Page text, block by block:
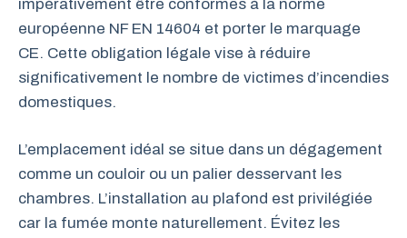
impérativement être conformes à la norme
européenne NF EN 14604 et porter le marquage
CE. Cette obligation légale vise à réduire
significativement le nombre de victimes d’incendies
domestiques.
L’emplacement idéal se situe dans un dégagement
comme un couloir ou un palier desservant les
chambres. L’installation au plafond est privilégiée
car la fumée monte naturellement. Évitez les